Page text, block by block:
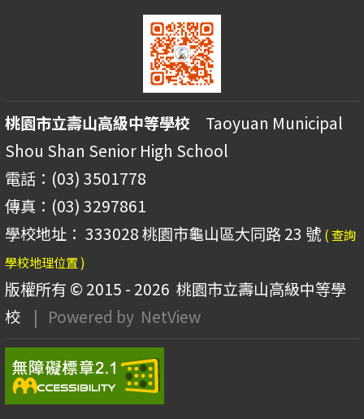
桃園市立壽山高級中等學校 Taoyuan Municipal
Shou Shan Senior High School
電話：(03) 3501778
傳真：(03) 3297861
學校地址： 333028 桃園市龜山區大同路 23 號 ( 查詢
學校地理位置 )
版權所有 © 2015 - 2026 桃園市立壽山高級中等學
校
| Powered by NetView